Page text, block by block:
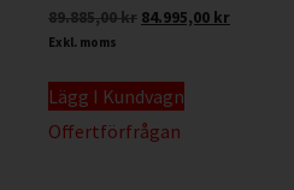
89.885,00kr 84.995,00 kr
Exkl. moms
Lägg I Kundvagn
Offertförfrågan